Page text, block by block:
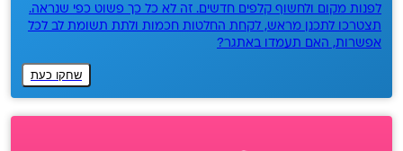
לפנות מקום ולחשוף קלפים חדשים. זה לא כל כך פשוט כפי שנראה.
תצטרכו לתכנן מראש, לקחת החלטות חכמות ולתת תשומת לב לכל
אפשרות, האם תעמדו באתגר?
שחקו כעת